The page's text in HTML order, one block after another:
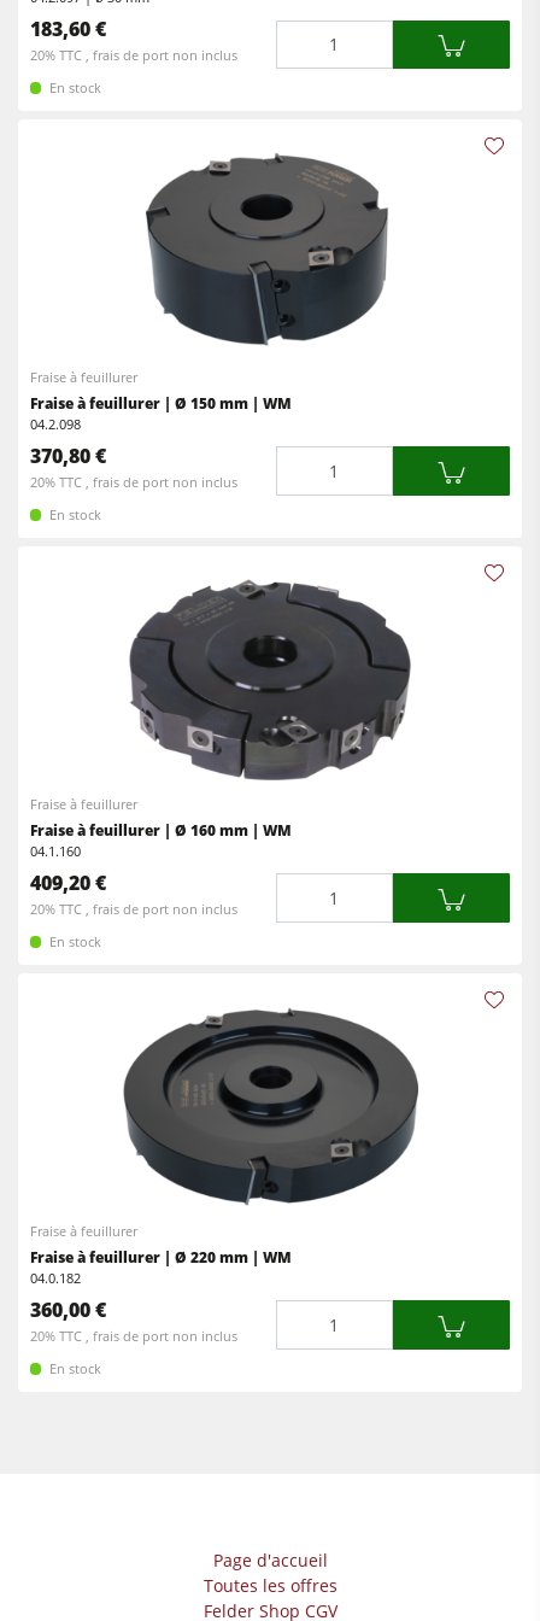
183,60 €
20% TTC , frais de port non inclus
En stock
Fraise à feuillurer
Fraise à feuillurer | Ø 150 mm | WM
04.2.098
370,80 €
20% TTC , frais de port non inclus
En stock
Fraise à feuillurer
Fraise à feuillurer | Ø 160 mm | WM
04.1.160
409,20 €
20% TTC , frais de port non inclus
En stock
Fraise à feuillurer
Fraise à feuillurer | Ø 220 mm | WM
04.0.182
360,00 €
20% TTC , frais de port non inclus
En stock
Page d'accueil
Toutes les offres
Felder Shop CGV